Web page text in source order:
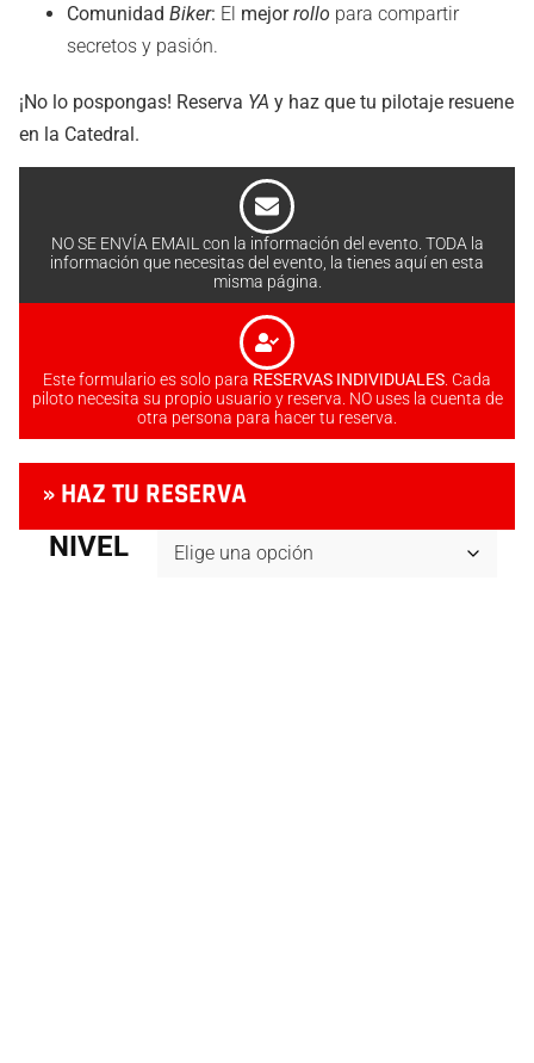
Comunidad Biker: El mejorrollo para compartir
secretos y pasión.
¡No lo pospongas! Reserva YA y haz que tu pilotaje resuene
en la Catedral.
NO SE ENVÍA EMAIL con la información del evento. TODA la
información que necesitas del evento, la tienes aquí en esta
misma página.
Este formulario es solo para RESERVAS INDIVIDUALES. Cada
piloto necesita su propio usuario y reserva. NO uses la cuenta de
otra persona para hacer tu reserva.
» HAZ TU RESERVA
NIVEL